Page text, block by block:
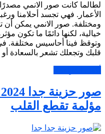
لطالما كانت صور الانمي
الأعمار. فهي تجسد أحلامنا
ومختلفة. صور الانمي يمكن أن
خيالية، لكنها دائمًا ما تكون
وتوقظ فينا أحاسيس مختلفة.
قلبك وتجعلك تشعر بالسعادة
مؤلمة تقطع القلب